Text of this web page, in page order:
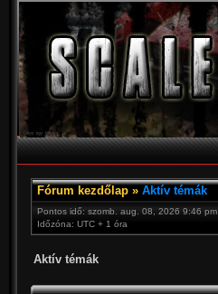
Fórum kezdőlap » Aktív témák
Pontos idő: szomb. aug. 08, 2026 9:46 pm
Időzóna: UTC + 1 óra
Aktív témák